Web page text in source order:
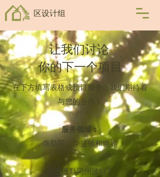
区设计组
让我们讨论
你的下一个项目
在下方填写表格或预订服务
。我们期待着
与您的合作！
服务领域：
俄勒冈、华盛顿和世界
位于俄勒冈州波特兰